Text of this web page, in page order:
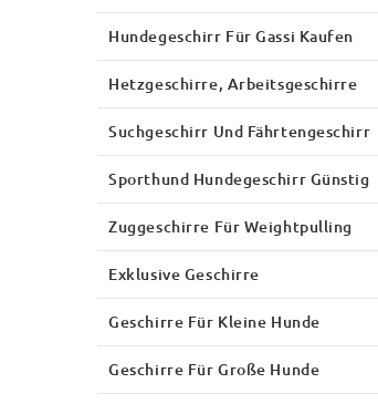
Hundegeschirr Für Gassi Kaufen
Hetzgeschirre, Arbeitsgeschirre
Suchgeschirr Und Fährtengeschirr
Sporthund Hundegeschirr Günstig
Zuggeschirre Für Weightpulling
Exklusive Geschirre
Geschirre Für Kleine Hunde
Geschirre Für Große Hunde